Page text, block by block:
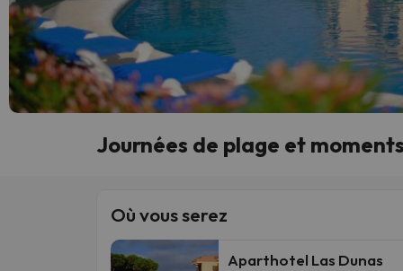
Journées de plage et
Où vous serez
Aparthotel Las Dunas